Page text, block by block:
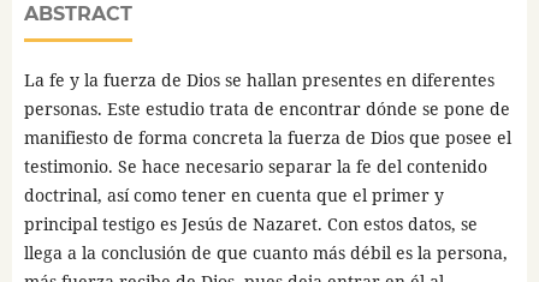
ABSTRACT
La fe y la fuerza de Dios se hallan presentes en diferentes
personas. Este estudio trata de encontrar dónde se pone de
manifiesto de forma concreta la fuerza de Dios que posee el
testimonio. Se hace necesario separar la fe del contenido
doctrinal, así como tener en cuenta que el primer y
principal testigo es Jesús de Nazaret. Con estos datos, se
llega a la conclusión de que cuanto más débil es la persona,